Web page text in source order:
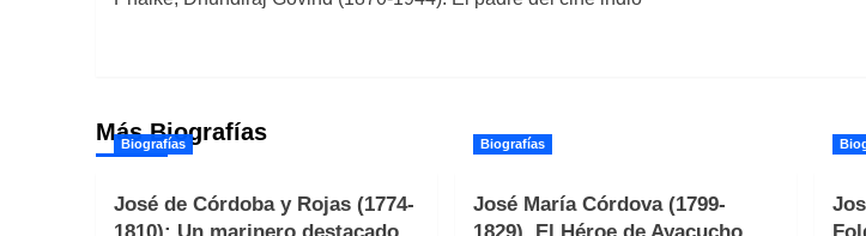
Más Biografías
Biografías
José de Córdoba y Rojas (1774-
Biografías
José María Córdova (1799-